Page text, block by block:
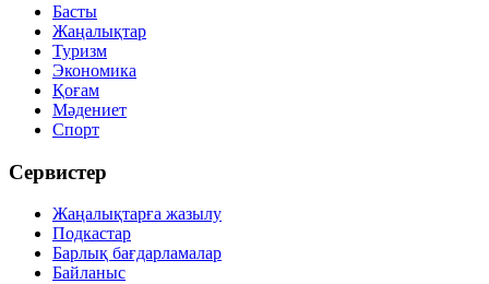
Басты
Жаңалықтар
Туризм
Экономика
Қоғам
Мәдениет
Спорт
Сервистер
Жаңалықтарға жазылу
Подкастар
Барлық бағдарламалар
Байланыс